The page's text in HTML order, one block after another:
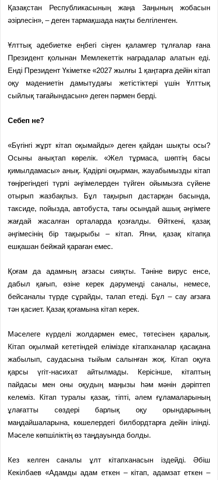
Қазақстан Республикасының жаңа Заңының жобасын
әзірлесін», – деген тармақшада нақты белгіленген.
Ұлттық әдебиетке еңбегі сіңген қаламгер тұлғалар ғана
Президент қолынан Мемлекеттік наградалар алатын еді.
Енді Президент Үкіметке «2027 жылғы 1 қаңтарға дейін кітап
оқу мәдениетін дамытудағы жетістіктері үшін Ұлттық
сыйлық тағайындасын» деген пәрмен берді.
Себеп не?
«Бүгінгі жұрт кітап оқымайды» деген қайдан шықты осы?
Осыны анықтап көрелік. «Жел тұрмаса, шөптің басы
қимылдамасы» анық. Қадірлі оқырман, жауабымызды кітап
төңірегіндегі түрлі әңгімелерден түйген ойымызға сүйене
отырып жазбақпыз. Бұл тақырып дастарқан басында,
таксиде, пойызда, автобуста, тағы осындай ашық әңгімеге
жағдай жасалған орталарда қозғалды. Өйткені, қазақ
әңгімесінің бір тақырыбы – кітап. Яғни, қазақ кітапқа
ешқашан бейжай қараған емес.
Қоғам да адамның ағзасы сияқты. Тәніне вирус енсе,
дабыл қағып, өзіне керек дәруменді саналы, немесе,
бейсаналы түрде сұрайды, талап етеді. Бұл – сау ағзаға
тән қасиет. Қазақ қоғамына кітап керек.
Мәселеге күрделі жолдармен емес, төтесінен қаралық.
Кітап оқылмай кететіндей елімізде кітапханалар қасақана
жабылып, саудасына тыйым салынған жоқ. Кітап оқуға
қарсы үгіт-насихат айтылмады. Керісінше, кітаптың
пайдасы мен оны оқудың маңызы һәм мәнін дәріптеп
келеміз. Кітап туралы қазақ, тіпті, әлем ғұламаларының
ұлағатты сөздері барлық оқу орындарының
маңдайшаларына, көшелердегі билбордтарға дейін ілінді.
Мәселе көпшіліктің өз таңдауында болды.
Кез келген саналы ұлт кітапханасын іздейді. Әбіш
Кекілбаев «Адамды адам еткен – кітап, адамзат еткен –